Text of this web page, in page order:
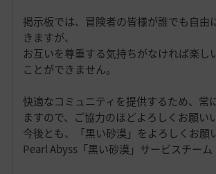
掲示板では、冒険者の皆様が誰でも自由
きますが、
お互いを尊重する気持ちがなければ楽し
ことができません。
快適なコミュニティを提供するため、常
ますので、ご協力のほどよろしくお願い
今後とも、「黒い砂漠」をよろしくお願
Pearl Abyss「黒い砂漠」サービスチーム